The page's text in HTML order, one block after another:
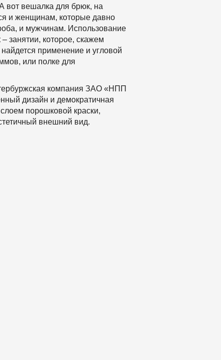
вот вешалка для брюк, на
и женщинам, которые давно
и мужчинам. Использование
занятии, которое, скажем
применение и угловой
или полке для
компания ЗАО «НПП
дизайн и демократичная
порошковой краски,
внешний вид.